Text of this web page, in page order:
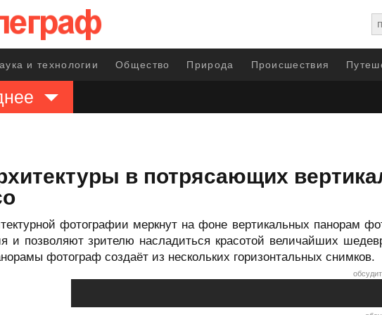
и технологии Общество Природа Происшествия
в потрясающих
фотографии меркнут на фоне вертикальных панорам
и позволяют зрителю насладиться красотой величайших
фотограф создаёт из нескольких горизонтальных снимков.